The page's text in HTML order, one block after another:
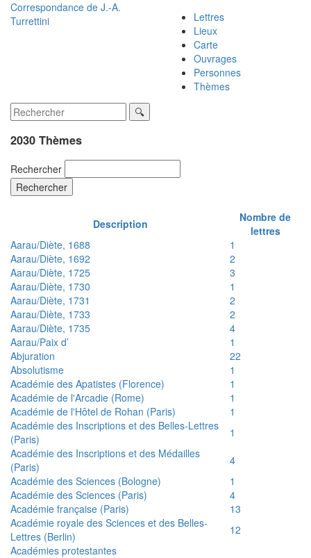
Correspondance de J.-A.
Turrettini
Lettres
Lieux
Carte
Ouvrages
Personnes
Thèmes
2030 Thèmes
Rechercher
Rechercher
Description
Nombre de
lettres
Aarau/Diète, 1688
1
Aarau/Diète, 1692
2
Aarau/Diète, 1725
3
Aarau/Diète, 1730
1
Aarau/Diète, 1731
2
Aarau/Diète, 1733
2
Aarau/Diète, 1735
4
Aarau/Paix d’
1
Abjuration
22
Absolutisme
1
Académie des Apatistes (Florence)
1
Académie de l'Arcadie (Rome)
1
Académie de l'Hôtel de Rohan (Paris)
1
Académie des Inscriptions et des Belles-Lettres
(Paris)
1
Académie des Inscriptions et des Médailles
(Paris)
4
Académie des Sciences (Bologne)
1
Académie des Sciences (Paris)
4
Académie française (Paris)
13
Académie royale des Sciences et des Belles-
Lettres (Berlin)
12
Académies protestantes